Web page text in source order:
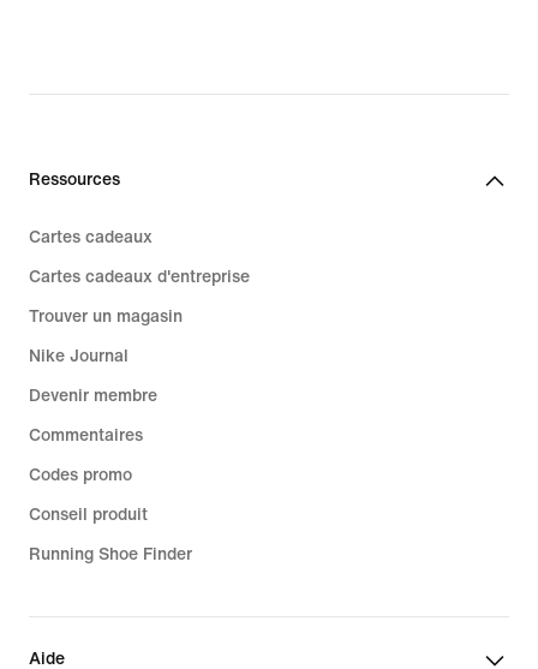
Ressources
Cartes cadeaux
Cartes cadeaux d'entreprise
Trouver un magasin
Nike Journal
Devenir membre
Commentaires
Codes promo
Conseil produit
Running Shoe Finder
Aide